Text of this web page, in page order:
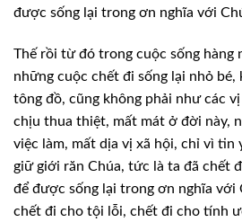
được sống lại trong ơn nghĩa với
Thế rồi từ đó trong cuộc sống hàng
những cuộc chết đi sống lại nhỏ bé,
tông đồ, cũng không phải như các
chịu thua thiệt, mất mát ở đời này,
việc làm, mất dịa vị xã hội, chỉ vì tin
giữ giới răn Chúa, tức là ta đã chết
để được sống lại trong ơn nghĩa với
chết đi cho tội lỗi, chết đi cho tính